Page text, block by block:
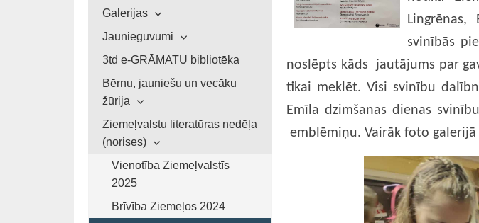
Galerijas
Jaunieguvumi
3td e-GRĀMATU bibliotēka
Bērnu, jauniešu un vecāku
žūrija
Ziemeļvalstu literatūras nedēļa
(norises)
Vienotība Ziemeļvalstīs
2025
Brīvība Ziemeļos 2024
Lingrēnas,
svinībās
noslēpts kāds jautājums par
tikai meklēt. Visi svinību
Emīla dzimšanas dienas
emblēmiņu. Vairāk foto galerijā